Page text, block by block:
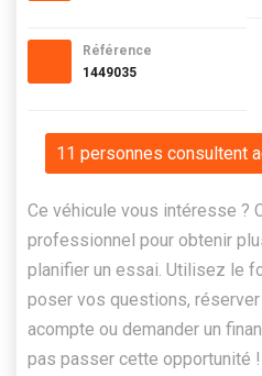
Référence
1449035
11 personnes consultent
Ce véhicule vous intéresse ?
professionnel pour obtenir
planifier un essai. Utilisez le
poser vos questions,
acompte ou demander un
pas passer cette opportunité